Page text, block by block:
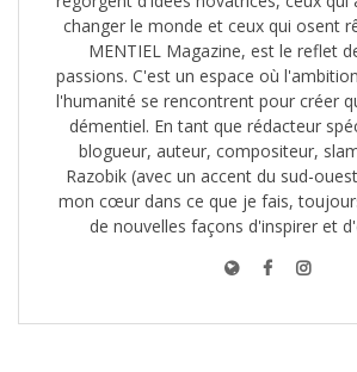
changer le monde et ceux qui osent
MENTIEL Magazine, est le reflet
passions. C'est un espace où
l'humanité se rencontrent pour créer
démentiel. En tant que rédacteur
blogueur, auteur, compositeur,
Razobik (avec un accent du sud-
mon cœur dans ce que je fais,
de nouvelles façons d'inspirer et